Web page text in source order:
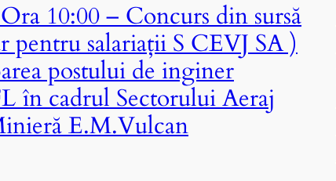
10:00 – Concurs din sursă
pentru salariații S CEVJ SA )
postului de inginer
în cadrul Sectorului Aeraj
E.M.Vulcan